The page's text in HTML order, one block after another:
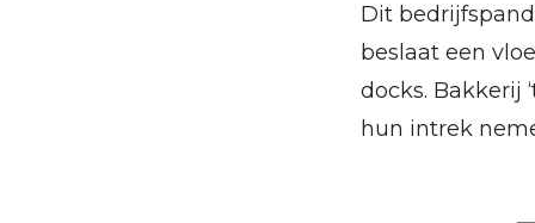
Dit
beslaat een
docks. Bakkerij
hun intrek